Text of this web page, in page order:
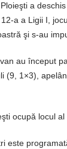
a
a a Ligii I,
şi s-au
au început
(9, 1×3),
ocupă locul
este